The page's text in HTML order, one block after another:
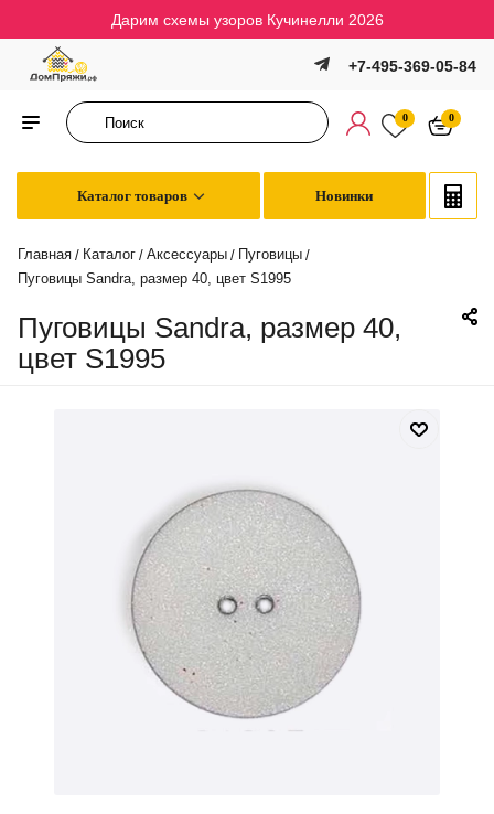
Дарим схемы узоров Кучинелли 2026
+7-495-369-05-84
0 0
Каталог товаров Новинки
Главная / Каталог / Аксессуары / Пуговицы /
Пуговицы Sandra, размер 40, цвет S1995
Пуговицы Sandra, размер 40,
цвет S1995